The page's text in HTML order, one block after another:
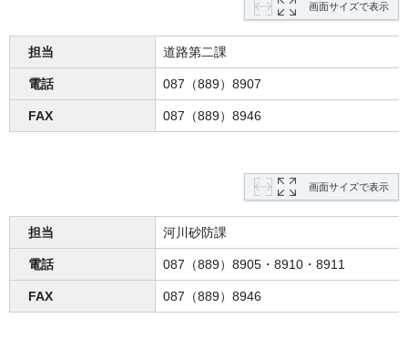
画面サイズで表示
担当 道路第二課
電話 087（889）8907
FAX 087（889）8946
画面サイズで表示
担当 河川砂防課
電話 087（889）8905・8910・8911
FAX 087（889）8946